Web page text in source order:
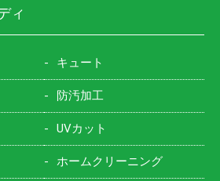
ィ
キュート
防汚加工
UVカット
ホームクリーニング